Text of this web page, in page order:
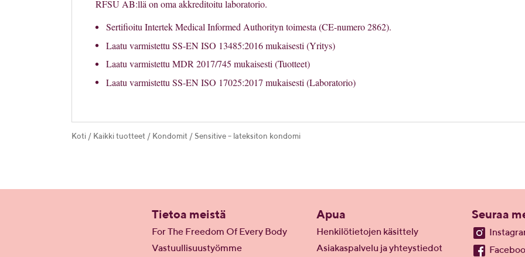
RFSU AB:llä on oma akkreditoitu laboratorio.
Sertifioitu Intertek Medical Informed Authorityn toimesta (CE-numero 2862).
Laatu varmistettu SS-EN ISO 13485:2016 mukaisesti (Yritys)
Laatu varmistettu MDR 2017/745 mukaisesti (Tuotteet)
Laatu varmistettu SS-EN ISO 17025:2017 mukaisesti (Laboratorio)
Koti / Kaikki tuotteet / Kondomit / Sensitive – lateksiton kondomi
Tietoa meistä
For The Freedom Of Every Body
Vastuullisuustyömme
Apua
Henkilötietojen käsittely
Asiakaspalvelu ja yhteystiedot
Seuraa